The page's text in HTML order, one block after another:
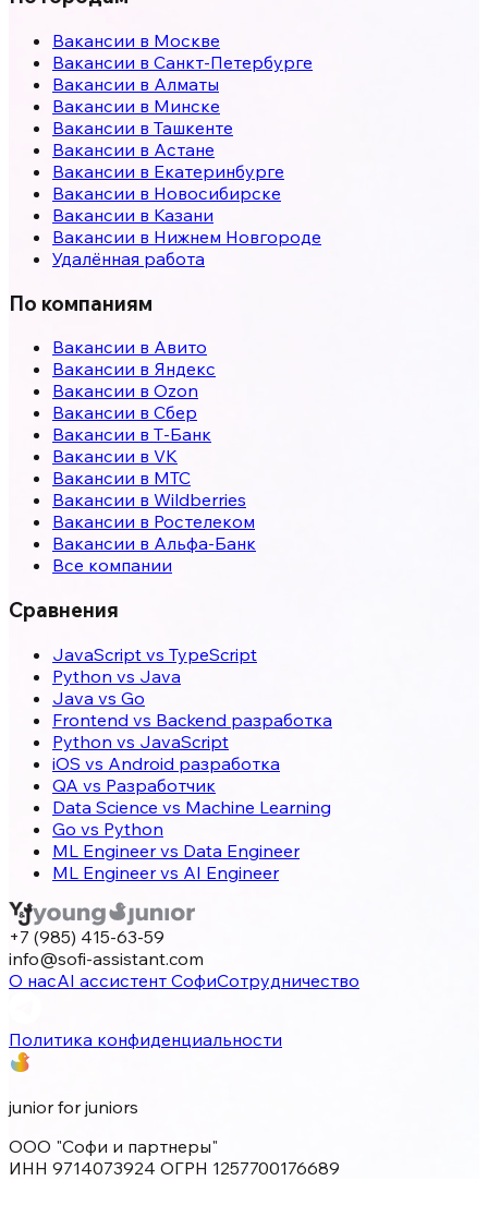
Вакансии в Москве
Вакансии в Санкт-Петербурге
Вакансии в Алматы
Вакансии в Минске
Вакансии в Ташкенте
Вакансии в Астане
Вакансии в Екатеринбурге
Вакансии в Новосибирске
Вакансии в Казани
Вакансии в Нижнем Новгороде
Удалённая работа
По компаниям
Вакансии в Авито
Вакансии в Яндекс
Вакансии в Ozon
Вакансии в Сбер
Вакансии в Т-Банк
Вакансии в VK
Вакансии в МТС
Вакансии в Wildberries
Вакансии в Ростелеком
Вакансии в Альфа-Банк
Все компании
Сравнения
JavaScript vs TypeScript
Python vs Java
Java vs Go
Frontend vs Backend разработка
Python vs JavaScript
iOS vs Android разработка
QA vs Разработчик
Data Science vs Machine Learning
Go vs Python
ML Engineer vs Data Engineer
ML Engineer vs AI Engineer
+7 (985) 415-63-59
info@sofi-assistant.com
О насAI ассистент СофиСотрудничество
Политика конфиденциальности
junior for juniors
ООО "Софи и партнеры"
ИНН 9714073924 ОГРН 1257700176689